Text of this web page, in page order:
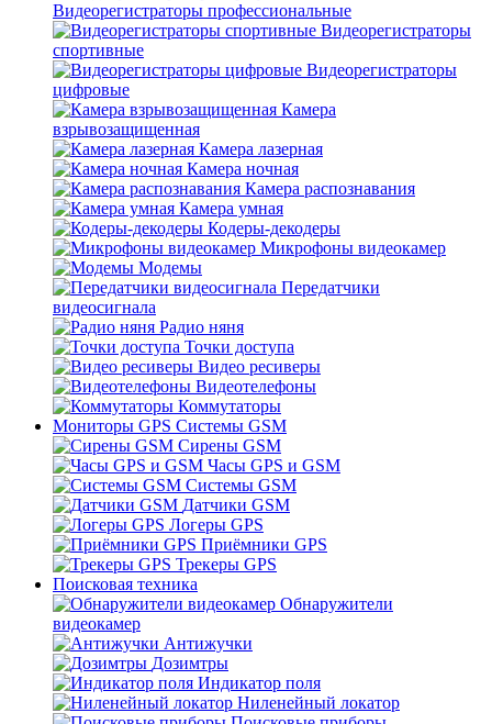
Видеорегистраторы профессиональные
Видеорегистраторы
спортивные
Видеорегистраторы
цифровые
Камера
взрывозащищенная
Камера лазерная
Камера ночная
Камера распознавания
Камера умная
Кодеры-декодеры
Микрофоны видеокамер
Модемы
Передатчики
видеосигнала
Радио няня
Точки доступа
Видео ресиверы
Видеотелефоны
Коммутаторы
Мониторы GPS Системы GSM
Сирены GSM
Часы GPS и GSM
Системы GSM
Датчики GSM
Логеры GPS
Приёмники GPS
Трекеры GPS
Поисковая техника
Обнаружители
видеокамер
Антижучки
Дозимтры
Индикатор поля
Ниленейный локатор